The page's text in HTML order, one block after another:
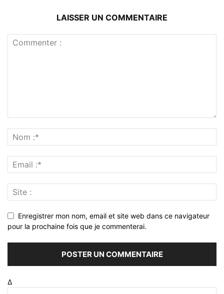
LAISSER UN COMMENTAIRE
Enregistrer mon nom, email et site web dans ce navigateur
pour la prochaine fois que je commenterai.
Δ